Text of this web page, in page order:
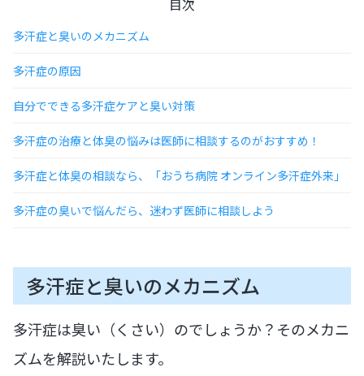
多汗症と臭いのメカニズム
多汗症の原因
自分でできる多汗症ケアと臭い対策
多汗症の治療と体臭の悩みは医師に相談するのがおすすめ！
多汗症と体臭の相談なら、「おうち病院 オンライン多汗症外来」
多汗症の臭いで悩んだら、迷わず医師に相談しよう
多汗症と臭いのメカニズム
多汗症は臭い（くさい）のでしょうか？そのメカニ
ズムを解説いたします。